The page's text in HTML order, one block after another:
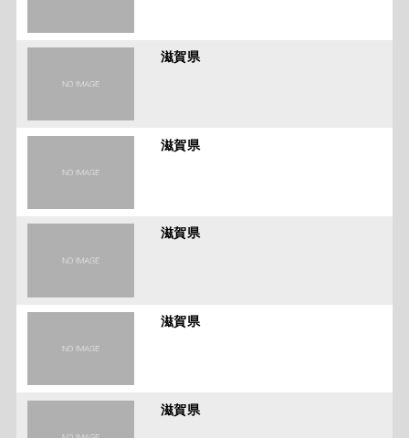
滋賀県
滋賀県
滋賀県
滋賀県
滋賀県